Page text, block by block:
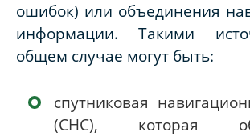
ошибок) или объединения
информации. Такими
общем случае могут быть:
спутниковая
(СНС), которая